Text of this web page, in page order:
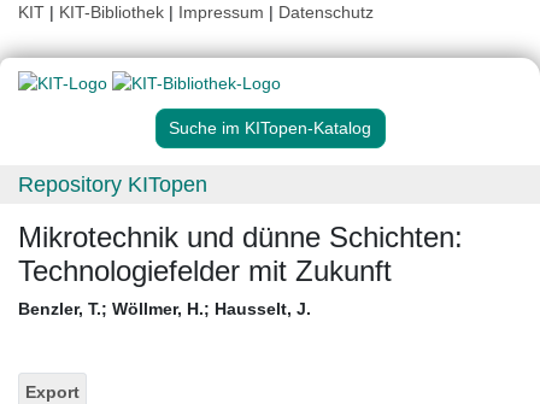
KIT | KIT-Bibliothek | Impressum | Datenschutz
Suche im KITopen-Katalog
Repository KITopen
Mikrotechnik und dünne Schichten:
Technologiefelder mit Zukunft
Benzler, T.; Wöllmer, H.; Hausselt, J.
Export